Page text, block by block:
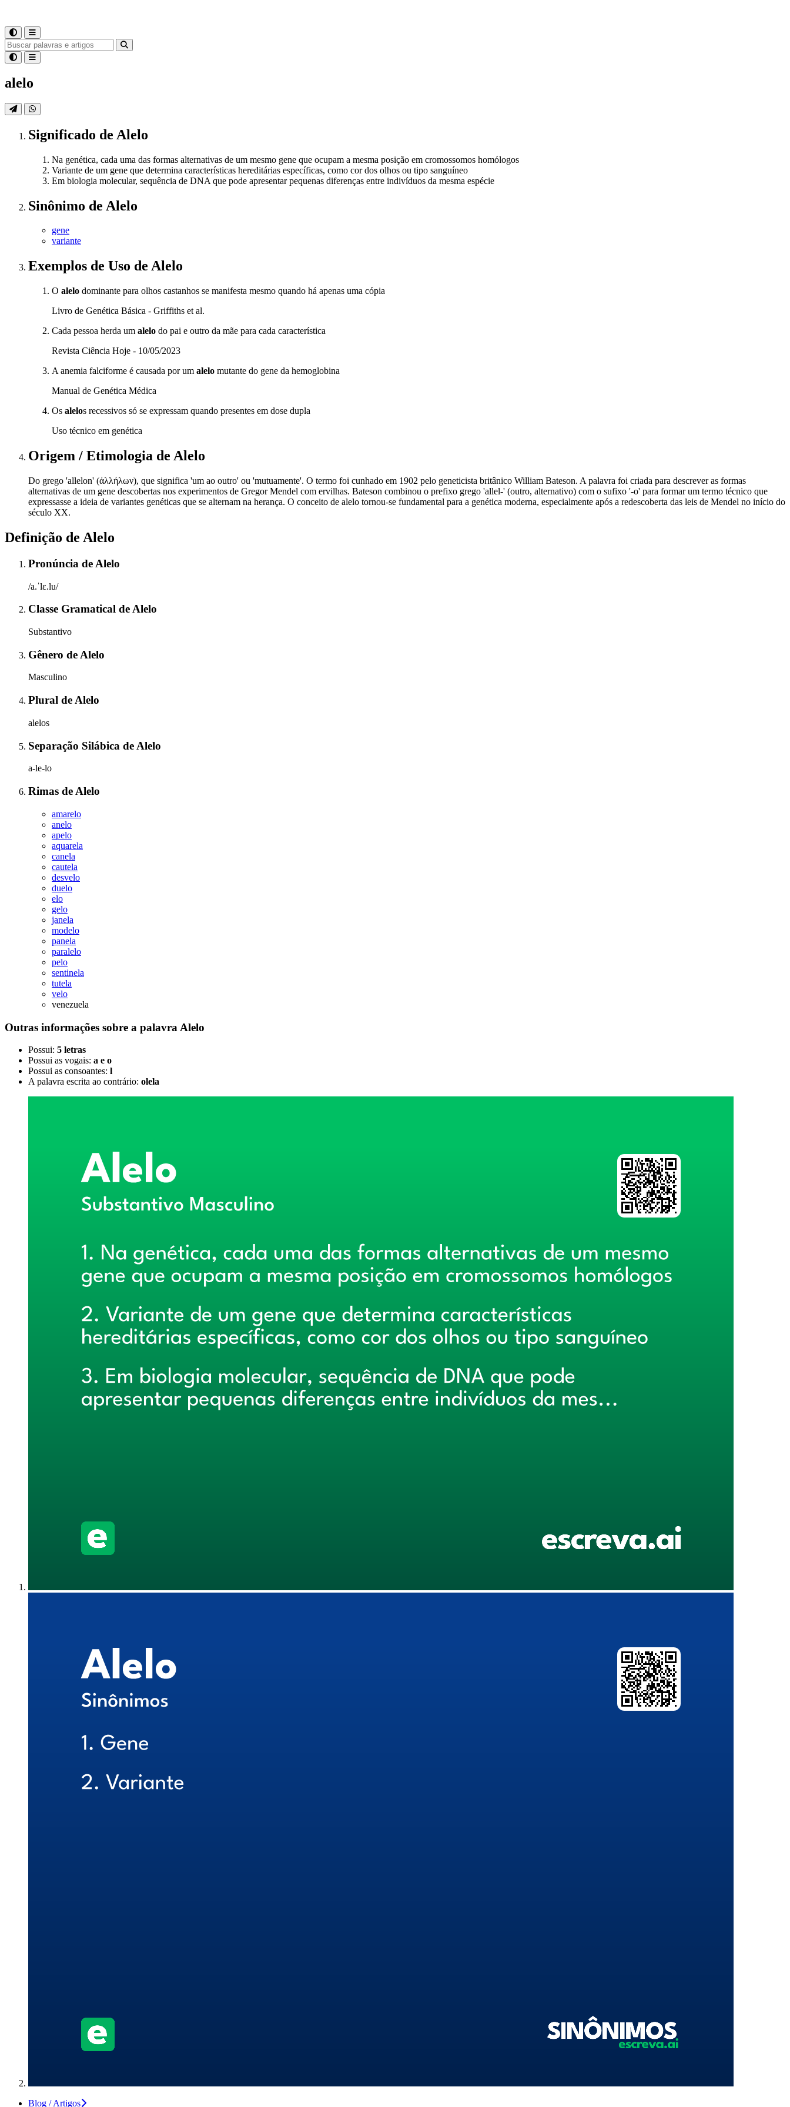
alelo
Significado de Alelo
Na genética, cada uma das formas alternativas de um mesmo gene que ocupam a mesma posição em cromossomos homólogos
Variante de um gene que determina características hereditárias específicas, como cor dos olhos ou tipo sanguíneo
Em biologia molecular, sequência de DNA que pode apresentar pequenas diferenças entre indivíduos da mesma espécie
Sinônimo de Alelo
gene
variante
Exemplos de Uso de Alelo
O alelo dominante para olhos castanhos se manifesta mesmo quando há apenas uma cópia
Livro de Genética Básica - Griffiths et al.
Cada pessoa herda um alelo do pai e outro da mãe para cada característica
Revista Ciência Hoje - 10/05/2023
A anemia falciforme é causada por um alelo mutante do gene da hemoglobina
Manual de Genética Médica
Os alelos recessivos só se expressam quando presentes em dose dupla
Uso técnico em genética
Origem / Etimologia de Alelo
Do grego 'allelon' (ἀλλήλων), que significa 'um ao outro' ou 'mutuamente'. O termo foi cunhado em 1902 pelo geneticista britânico William Bateson. A palavra foi criada para descrever as formas
alternativas de um gene descobertas nos experimentos de Gregor Mendel com ervilhas. Bateson combinou o prefixo grego 'allel-' (outro, alternativo) com o sufixo '-o' para formar um termo técnico que
expressasse a ideia de variantes genéticas que se alternam na herança. O conceito de alelo tornou-se fundamental para a genética moderna, especialmente após a redescoberta das leis de Mendel no início do
século XX.
Definição de Alelo
Pronúncia de Alelo
/a.ˈlɛ.lu/
Classe Gramatical deAlelo
Substantivo
Gênero de Alelo
Masculino
Plural de Alelo
alelos
Separação Silábica de Alelo
a-le-lo
Rimas de Alelo
amarelo
anelo
apelo
aquarela
canela
cautela
desvelo
duelo
elo
gelo
janela
modelo
panela
paralelo
pelo
sentinela
tutela
velo
venezuela
Outras informações sobre a palavra Alelo
Possui: 5 letras
Possui as vogais: a e o
Possui as consoantes: l
A palavra escrita ao contrário: olela
Blog / Artigos